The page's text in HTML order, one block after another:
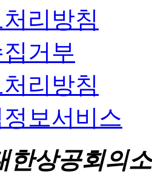
리방침
거부
리방침
보서비스
한상공회의소